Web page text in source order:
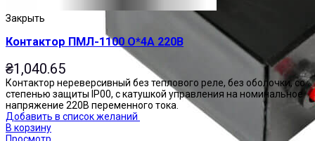
Закрыть
Контактор ПМЛ-1100 О*4А 220В
₴1,040.65
Контактор нереверсивный без теплового реле, без оболочки, со
степенью защиты IP00, с катушкой управления на номинальное
напряжение 220В переменного тока.
Добавить в список желаний
В корзину
Просмотр